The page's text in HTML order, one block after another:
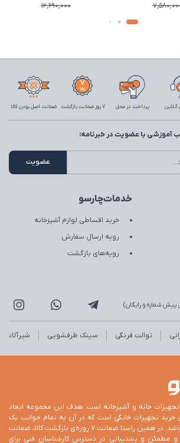
12,690,000
آنلاین پرداخت در محل 7 روز ضمانت بازگشت ضمانت اصل بودن کالا
خدمات‌چارسو
خرید اقساطی لوازم آشپزخانه
رویه ارسال سفارش
رویه‌های بازگشت
آموزشی با عضویت در خبرنامه:
توالت فرنگی سینک ظرفشویی شیرآلات
تجهیزات خانه و آشپزخانه است. هدف این مجموعه ایجاد
خرید تجهیزات خانگی است که در آن به تمام جوانب یک
خرید مطمئن توجه شده باشد. در همین راستا ضمانت 7 روزه‌ی بازگشت کالا، ضمانت
و مطمئن و پشتیبانی در دسترس کارشناسان فنی برای